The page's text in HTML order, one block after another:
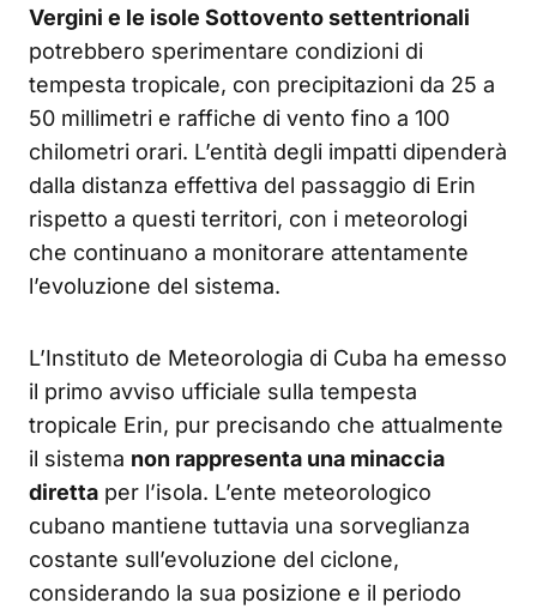
Vergini e le isole Sottovento settentrionali
potrebbero sperimentare condizioni di
tempesta tropicale, con precipitazioni da 25 a
50 millimetri e raffiche di vento fino a 100
chilometri orari. L’entità degli impatti dipenderà
dalla distanza effettiva del passaggio di Erin
rispetto a questi territori, con i meteorologi
che continuano a monitorare attentamente
l’evoluzione del sistema.
L’Instituto de Meteorologia di Cuba ha emesso
il primo avviso ufficiale sulla tempesta
tropicale Erin, pur precisando che attualmente
il sistema non rappresenta una minaccia
diretta per l’isola. L’ente meteorologico
cubano mantiene tuttavia una sorveglianza
costante sull’evoluzione del ciclone,
considerando la sua posizione e il periodo